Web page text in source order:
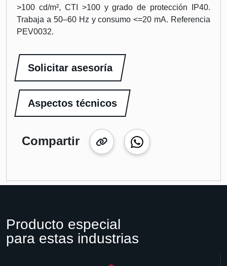
>100 cd/m², CTI >100 y grado de protección IP40.
Trabaja a 50–60 Hz y consumo <=20 mA. Referencia
PEV0032.
Solicitar asesoría
Aspectos técnicos
Compartir
Producto especial
para estas industrias